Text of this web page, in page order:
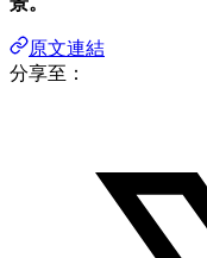
原文連結
分享至：